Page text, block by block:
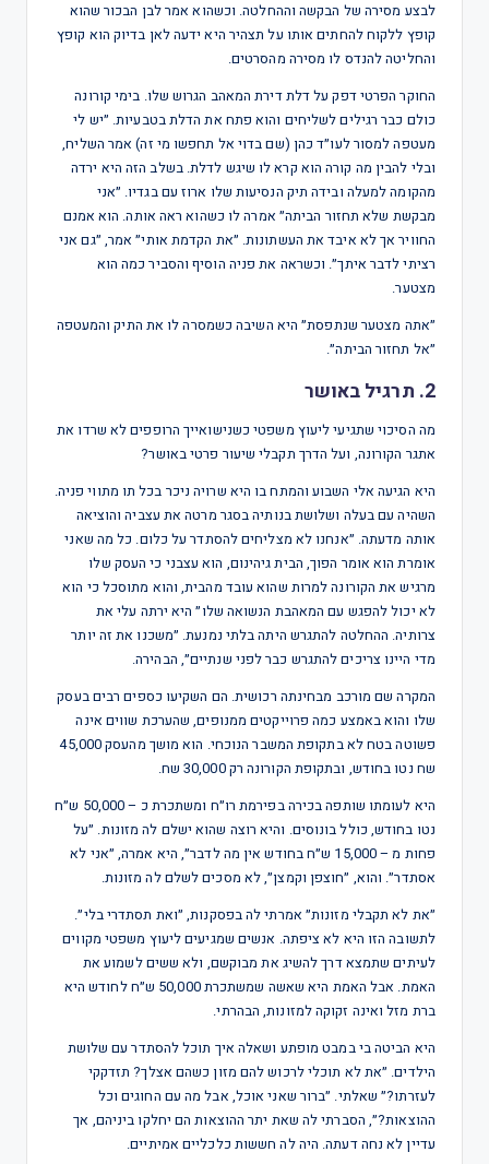
לבצע מסירה של הבקשה וההחלטה. וכשהוא אמר לבן הבכור שהוא
קופץ ללקוח להחתים אותו על תצהיר היא ידעה לאן בדיוק הוא קופץ
והחליטה להנדס לו מסירה מהסרטים.
החוקר הפרטי דפק על דלת דירת המאהב הגרוש שלו. בימי קורונה
כולם כבר רגילים לשליחים והוא פתח את הדלת בטבעיות. ״יש לי
מעטפה למסור לעו״ד כהן (שם בדוי אל תחפשו מי זה) אמר השליח,
ובלי להבין מה קורה הוא קרא לו שיגש לדלת. בשלב הזה היא ירדה
מהקומה למעלה ובידה תיק הנסיעות שלו ארוז עם בגדיו. ״אני
מבקשת שלא תחזור הביתה״ אמרה לו כשהוא ראה אותה. הוא אמנם
החוויר אך לא איבד את העשתונות. ״את הקדמת אותי״ אמר, ״גם אני
רציתי לדבר איתך״. וכשראה את פניה הוסיף והסביר כמה הוא
מצטער.
״אתה מצטער שנתפסת״ היא השיבה כשמסרה לו את התיק והמעטפה
״אל תחזור הביתה״.
2. תרגיל באושר
מה הסיכוי שתגיעי ליעוץ משפטי כשנישואייך הרופפים לא שרדו את
אתגר הקורונה, ועל הדרך תקבלי שיעור פרטי באושר?
היא הגיעה אלי השבוע והמתח בו היא שרויה ניכר בכל תו מתווי פניה.
השהיה עם בעלה ושלושת בנותיה בסגר מרטה את עצביה והוציאה
אותה מדעתה. ״אנחנו לא מצליחים להסתדר על כלום. כל מה שאני
אומרת הוא אומר הפוך, הבית גיהינום, הוא עצבני כי העסק שלו
מרגיש את הקורונה למרות שהוא עובד מהבית, והוא מתוסכל כי הוא
לא יכול להפגש עם המאהבת הנשואה שלו״ היא ירתה עלי את
צרותיה. ההחלטה להתגרש היתה בלתי נמנעת. ״משכנו את זה יותר
מדי היינו צריכים להתגרש כבר לפני שנתיים״, הבהירה.
המקרה שם מורכב מבחינתה רכושית. הם השקיעו כספים רבים בעסק
שלו והוא באמצע כמה פרוייקטים ממנופים, שהערכת שווים אינה
פשוטה בטח לא בתקופת המשבר הנוכחי. הוא מושך מהעסק 45,000
שח נטו בחודש, ובתקופת הקורונה רק 30,000 שח.
היא לעומתו שותפה בכירה בפירמת רו״ח ומשתכרת כ – 50,000 ש״ח
נטו בחודש, כולל בונוסים. והיא רוצה שהוא ישלם לה מזונות. ״על
פחות מ – 15,000 ש״ח בחודש אין מה לדבר״, היא אמרה, ״אני לא
אסתדר״. והוא, ״חוצפן וקמצן״, לא מסכים לשלם לה מזונות.
״את לא תקבלי מזונות״ אמרתי לה בפסקנות, ״ואת תסתדרי בלי״.
לתשובה הזו היא לא ציפתה. אנשים שמגיעים ליעוץ משפטי מקווים
לעיתים שתמצא דרך להשיג את מבוקשם, ולא ששים לשמוע את
האמת. אבל האמת היא שאשה שמשתכרת 50,000 ש״ח לחודש היא
ברת מזל ואינה זקוקה למזונות, הבהרתי.
היא הביטה בי במבט מופתע ושאלה איך תוכל להסתדר עם שלושת
הילדים. ״את לא תוכלי לרכוש להם מזון כשהם אצלך? תזדקקי
לעזרתו?״ שאלתי. ״ברור שאני אוכל, אבל מה עם החוגים וכל
ההוצאות?״, הסברתי לה שאת יתר ההוצאות הם יחלקו ביניהם, אך
עדיין לא נחה דעתה. היה לה חששות כלכליים אמיתיים.